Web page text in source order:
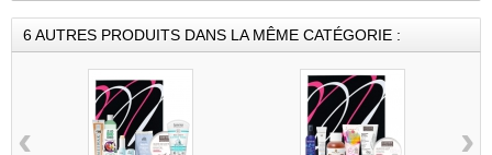
6 AUTRES PRODUITS DANS LA MÊME CATÉGORIE :
‹ ›